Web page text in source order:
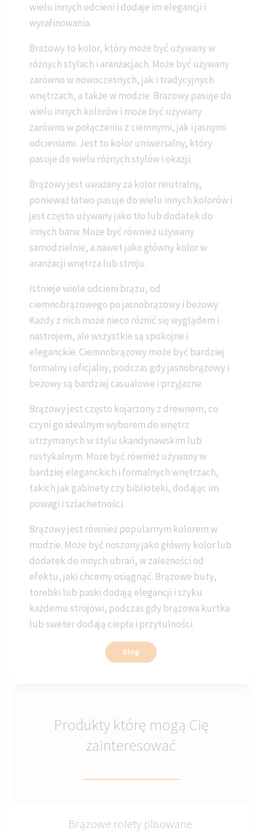
wielu innych odcieni i dodaje im elegancji i
wyrafinowania.
Brazowy to kolor, który może być używany w
różnych stylach i aranżacjach. Może być używany
zarówno w nowoczesnych, jak i tradycyjnych
wnętrzach, a także w modzie. Brazowy pasuje do
wielu innych kolorów i może być używany
zarówno w połączeniu z ciemnymi, jak i jasnymi
odcieniami. Jest to kolor uniwersalny, który
pasuje do wielu różnych stylów i okazji.
Brązowy jest uważany za kolor neutralny,
ponieważ łatwo pasuje do wielu innych kolorów i
jest często używany jako tło lub dodatek do
innych barw. Może być również używany
samodzielnie, a nawet jako główny kolor w
aranżacji wnętrza lub stroju.
Istnieje wiele odcieni brązu, od
ciemnobrązowego po jasnobrązowy i beżowy.
Każdy z nich może nieco różnić się wyglądem i
nastrojem, ale wszystkie są spokojne i
eleganckie. Ciemnobrązowy może być bardziej
formalny i oficjalny, podczas gdy jasnobrązowy i
beżowy są bardziej casualowe i przyjazne.
Brązowy jest często kojarzony z drewnem, co
czyni go idealnym wyborem do wnętrz
utrzymanych w stylu skandynawskim lub
rustykalnym. Może być również używany w
bardziej eleganckich i formalnych wnętrzach,
takich jak gabinety czy biblioteki, dodając im
powagi i szlachetności.
Brązowy jest również popularnym kolorem w
modzie. Może być noszony jako główny kolor lub
dodatek do innych ubrań, w zależności od
efektu, jaki chcemy osiągnąć. Brązowe buty,
torebki lub paski dodają elegancji i szyku
każdemu strojowi, podczas gdy brązowa kurtka
lub sweter dodają ciepła i przytulności.
Blog
Produkty którę mogą Cię
zainteresować
Brązowe rolety plisowane